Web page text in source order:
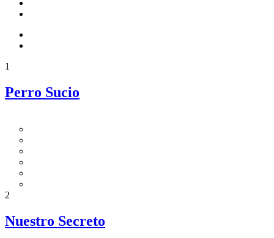
1
Perro Sucio
2
Nuestro Secreto